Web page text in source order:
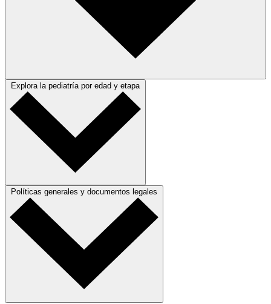
Explora la pediatría por edad y etapa
Políticas generales y documentos legales